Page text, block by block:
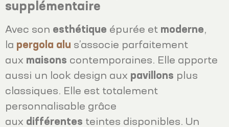
supplémentaire
Avec son esthétique épurée et moderne,
la pergola alu s’associe parfaitement
aux maisons contemporaines. Elle apporte
aussi un look design aux pavillons plus
classiques. Elle est totalement
personnalisable grâce
aux différentes teintes disponibles. Un